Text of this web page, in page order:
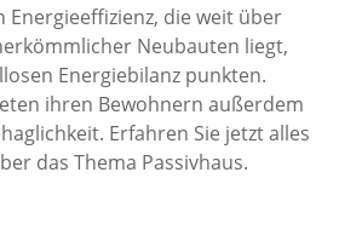
Energieeffizienz, die weit über
Neubauten liegt,
Energiebilanz punkten.
ihren Bewohnern außerdem
Erfahren Sie jetzt alles
das Thema Passivhaus.